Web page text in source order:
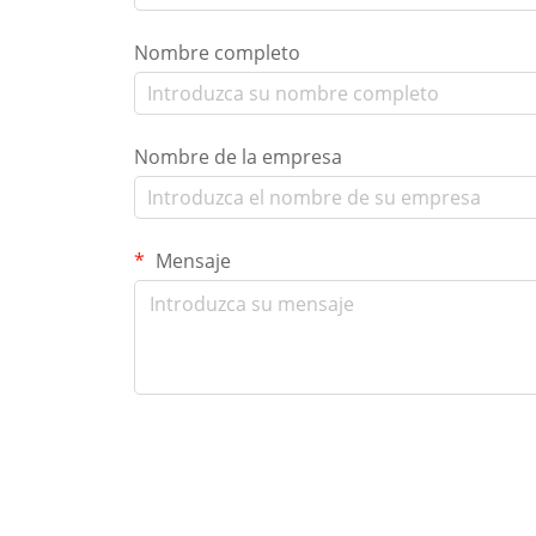
Nombre completo
Nombre de la empresa
Mensaje